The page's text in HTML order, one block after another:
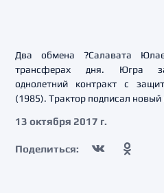
Два обмена ?Салавата
трансферах дня. Югра
однолетний контракт с
(1985). Трактор подписал
13 октября 2017 г.
Поделиться: